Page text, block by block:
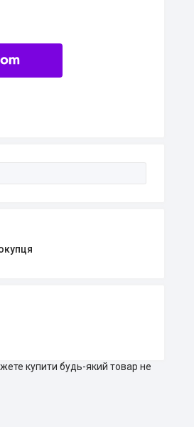
купити будь-який товар не